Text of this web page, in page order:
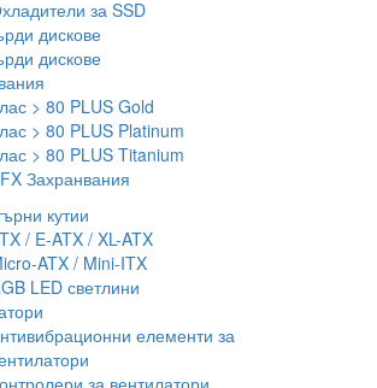
за SSD
дискове
дискове
> 80 PLUS Gold
> 80 PLUS Platinum
> 80 PLUS Titanium
Захранвания
кутии
/ E-ATX / XL-ATX
ATX / Mini-ITX
LED светлини
елементи за
за вентилатори